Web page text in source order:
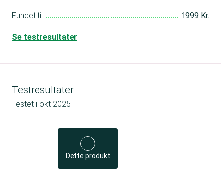
Fundet til 1999 Kr.
Se testresultater
Testresultater
Testet i okt 2025
Dette produkt